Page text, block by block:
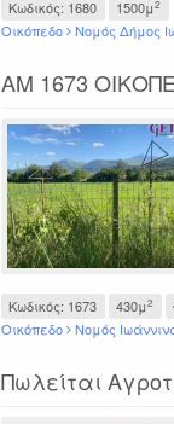
Κωδικός: 1680 1500μ2
Οικόπεδο Νομός Δήμος
ΑΜ 1673
Κωδικός: 1673 430μ2
Οικόπεδο
Νομός
Πωλείται